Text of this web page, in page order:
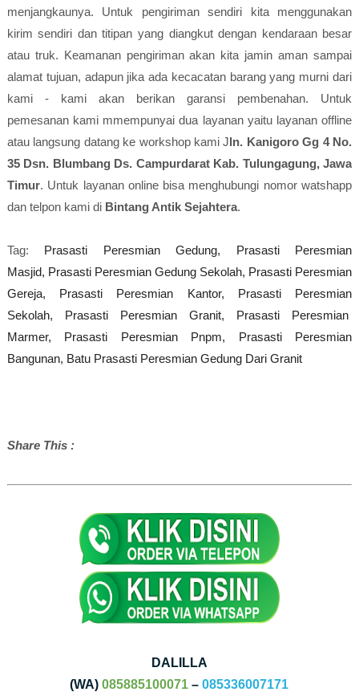
menjangkaunya. Untuk pengiriman sendiri kita menggunakan
kirim sendiri dan titipan yang diangkut dengan kendaraan besar
atau truk. Keamanan pengiriman akan kita jamin aman sampai
alamat tujuan, adapun jika ada kecacatan barang yang murni dari
kami - kami akan berikan garansi pembenahan. Untuk
pemesanan kami mmempunyai dua layanan yaitu layanan offline
atau langsung datang ke workshop kami Jln. Kanigoro Gg 4 No.
35 Dsn. Blumbang Ds. Campurdarat Kab. Tulungagung, Jawa
Timur. Untuk layanan online bisa menghubungi nomor watshapp
dan telpon kami di Bintang Antik Sejahtera.
Tag: Prasasti Peresmian Gedung,
Prasasti Peresmian
Masjid, Prasasti Peresmian Gedung Sekolah, Prasasti Peresmian
Gereja,
Prasasti Peresmian Kantor,
Prasasti Peresmian
Sekolah,
Prasasti Peresmian Granit,
Prasasti Peresmian
Marmer,
Prasasti Peresmian Pnpm,
Prasasti Peresmian
Bangunan, Batu Prasasti Peresmian Gedung Dari Granit
Share This :
DALILLA
(WA)085885100071 –085336007171